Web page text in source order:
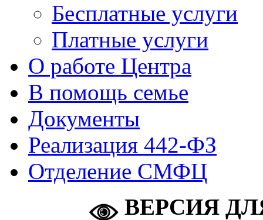
Бесплатные услуги
Платные услуги
О работе Центра
В помощь семье
Документы
Реализация 442-ФЗ
Отделение СМФЦ
ВЕРСИЯ